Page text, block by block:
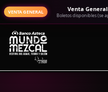
VENTA GENERAL Venta General
Boletos disponibles (se